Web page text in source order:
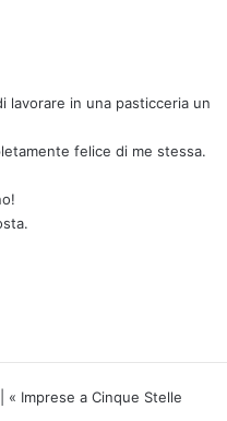
lavorare in una pasticceria un
felice di me stessa.
Imprese a Cinque Stelle